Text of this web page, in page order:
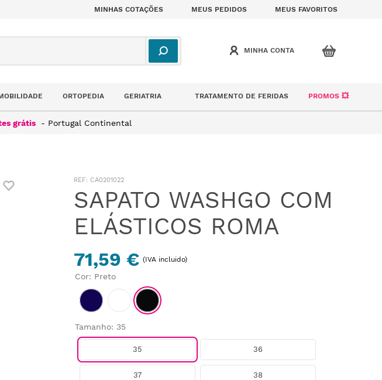
MINHAS COTAÇÕES MEUS PEDIDOS MEUS FAVORITOS
ORTOPEDIA GERIATRIA TRATAMENTO DE FERIDAS PROMOS 💥
grátis - Portugal Continental
: CA0201022
SAPATO WASHGO COM
ELÁSTICOS ROMA
71,59 € (IVA incluido)
Cor: Preto
Tamanho: 35
35 36
37 38